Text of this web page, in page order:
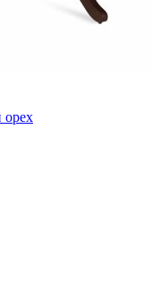
орех